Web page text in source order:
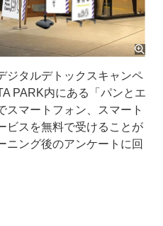
タルデトックスキャンペ
PARK内にある「パンとエ
スマートフォン、スマート
ビスを無料で受けることが
ニング後のアンケートに回